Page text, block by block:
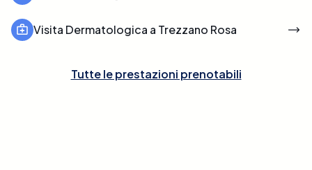
Visita Dermatologica a Trezzano Rosa
Tutte le prestazioni prenotabili